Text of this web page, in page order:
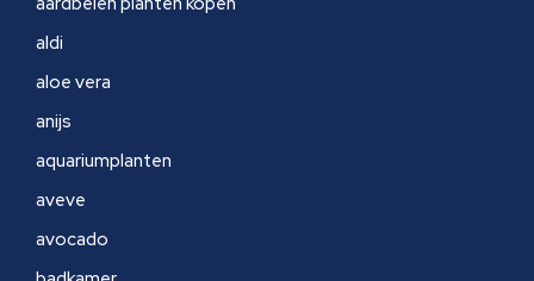
aldi
aloe vera
anijs
aquariumplanten
aveve
avocado